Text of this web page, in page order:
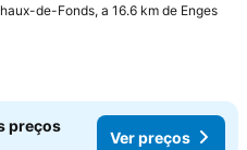
de-Fonds, a 16.6 km de Enges
preços
Ver preços